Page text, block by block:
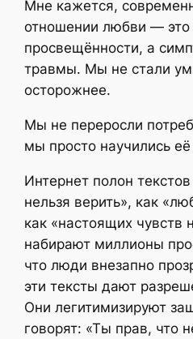
Мне кажется,
отношении любви — это
просвещённости, а
травмы. Мы не стали
осторожнее.
Мы не переросли
мы просто научились её
Интернет полон
нельзя верить», как
как «настоящих чувств
набирают миллионы
что люди внезапно
эти тексты дают
Они легитимизируют
говорят: «Ты прав, что